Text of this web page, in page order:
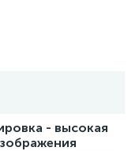
- высокая